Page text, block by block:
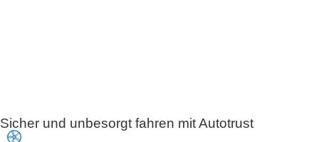
Sicher und unbesorgt fahren mit Autotrust